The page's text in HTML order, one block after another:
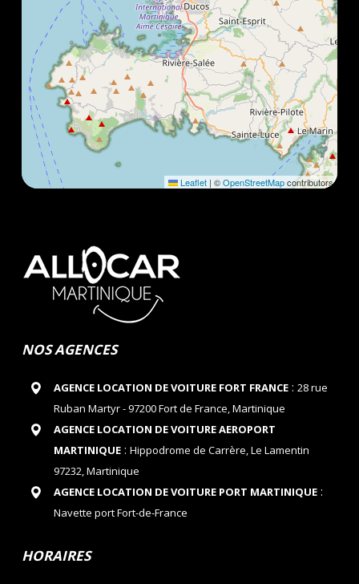
Leaflet | ©OpenStreetMapcontributors
NOS AGENCES
AGENCE LOCATION DE VOITURE FORT FRANCE: 28 rue
Ruban Martyr - 97200 Fort de France, Martinique
AGENCE LOCATION DE VOITURE AEROPORT
MARTINIQUE: Hippodrome de Carrère, Le Lamentin
97232, Martinique
AGENCE LOCATION DE VOITURE PORT MARTINIQUE:
Navette port Fort-de-France
HORAIRES